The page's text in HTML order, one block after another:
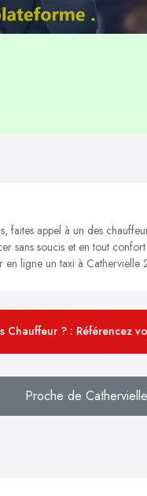
faites appel à un des
sans soucis et en tout
en ligne un taxi à Cathervielle
Chauffeur ? : Référencez
Proche de Cathervielle